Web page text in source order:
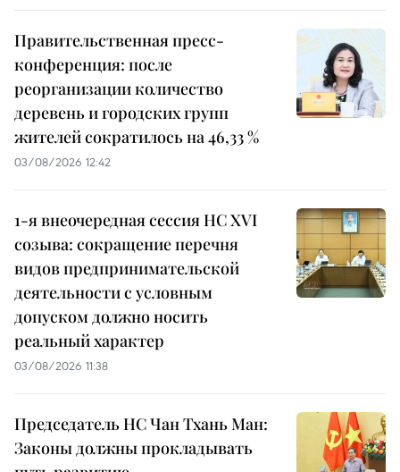
Правительственная пресс-
конференция: после
реорганизации количество
деревень и городских групп
жителей сократилось на 46,33 %
03/08/2026 12:42
1-я внеочередная сессия НС XVI
созыва: сокращение перечня
видов предпринимательской
деятельности с условным
допуском должно носить
реальный характер
03/08/2026 11:38
Председатель НС Чан Тхань Ман:
Законы должны прокладывать